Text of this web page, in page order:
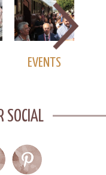
EVENTS
SOCIAL